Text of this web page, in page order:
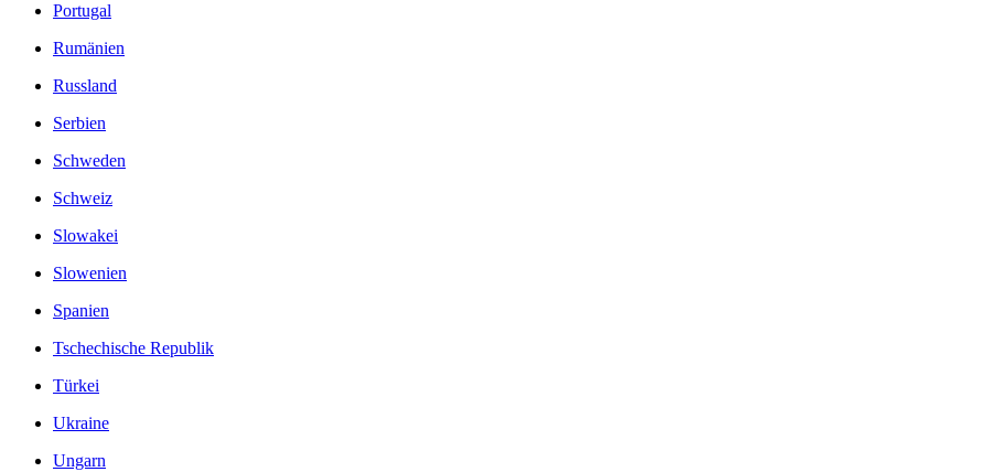
Portugal
Rumänien
Russland
Serbien
Schweden
Schweiz
Slowakei
Slowenien
Spanien
Tschechische Republik
Türkei
Ukraine
Ungarn